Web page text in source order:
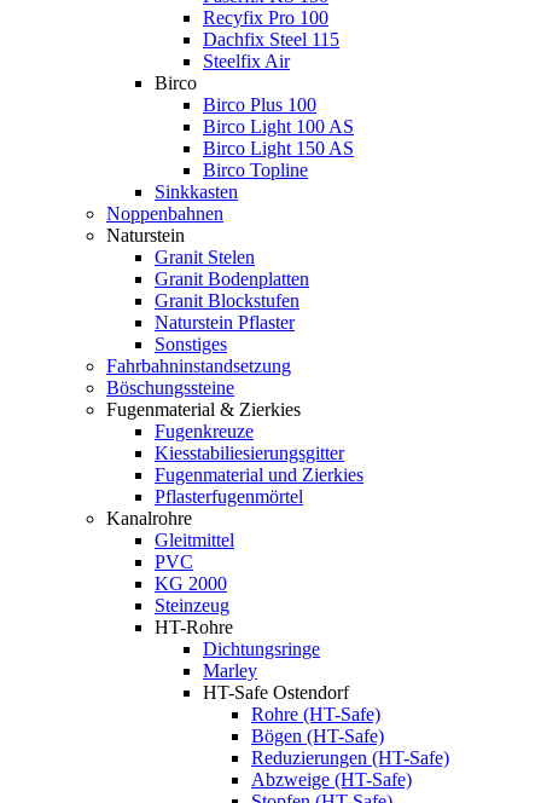
Recyfix Pro 100
Dachfix Steel 115
Steelfix Air
Birco
Birco Plus 100
Birco Light 100 AS
Birco Light 150 AS
Birco Topline
Sinkkasten
Noppenbahnen
Naturstein
Granit Stelen
Granit Bodenplatten
Granit Blockstufen
Naturstein Pflaster
Sonstiges
Fahrbahninstandsetzung
Böschungssteine
Fugenmaterial & Zierkies
Fugenkreuze
Kiesstabiliesierungsgitter
Fugenmaterial und Zierkies
Pflasterfugenmörtel
Kanalrohre
Gleitmittel
PVC
KG 2000
Steinzeug
HT-Rohre
Dichtungsringe
Marley
HT-Safe Ostendorf
Rohre (HT-Safe)
Bögen (HT-Safe)
Reduzierungen (HT-Safe)
Abzweige (HT-Safe)